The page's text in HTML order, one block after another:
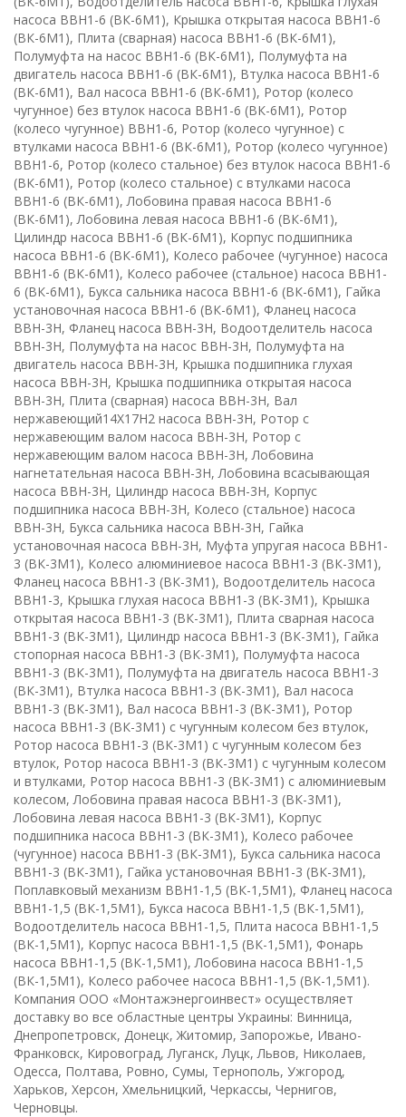
насоса ВВН1-6 (ВК-6М1), Крышка открытая насоса ВВН1-6
(ВК-6М1), Плита (сварная) насоса ВВН1-6 (ВК-6М1),
Полумуфта на насос ВВН1-6 (ВК-6М1), Полумуфта на
двигатель насоса ВВН1-6 (ВК-6М1), Втулка насоса ВВН1-6
(ВК-6М1), Вал насоса ВВН1-6 (ВК-6М1), Ротор (колесо
чугунное) без втулок насоса ВВН1-6 (ВК-6М1), Ротор
(колесо чугунное) ВВН1-6, Ротор (колесо чугунное) с
втулками насоса ВВН1-6 (ВК-6М1), Ротор (колесо чугунное)
ВВН1-6, Ротор (колесо стальное) без втулок насоса ВВН1-6
(ВК-6М1), Ротор (колесо стальное) с втулками насоса
ВВН1-6 (ВК-6М1), Лобовина правая насоса ВВН1-6
(ВК-6М1), Лобовина левая насоса ВВН1-6 (ВК-6М1),
Цилиндр насоса ВВН1-6 (ВК-6М1), Корпус подшипника
насоса ВВН1-6 (ВК-6М1), Колесо рабочее (чугунное) насоса
ВВН1-6 (ВК-6М1), Колесо рабочее (стальное) насоса ВВН1-
6 (ВК-6М1), Букса сальника насоса ВВН1-6 (ВК-6М1), Гайка
установочная насоса ВВН1-6 (ВК-6М1), Фланец насоса
ВВН-3Н, Фланец насоса ВВН-3Н, Водоотделитель насоса
ВВН-3Н, Полумуфта на насос ВВН-3Н, Полумуфта на
двигатель насоса ВВН-3Н, Крышка подшипника глухая
насоса ВВН-3Н, Крышка подшипника открытая насоса
ВВН-3Н, Плита (сварная) насоса ВВН-3Н, Вал
нержавеющий14Х17Н2 насоса ВВН-3Н, Ротор с
нержавеющим валом насоса ВВН-3Н, Ротор с
нержавеющим валом насоса ВВН-3Н, Лобовина
нагнетательная насоса ВВН-3Н, Лобовина всасывающая
насоса ВВН-3Н, Цилиндр насоса ВВН-3Н, Корпус
подшипника насоса ВВН-3Н, Колесо (стальное) насоса
ВВН-3Н, Букса сальника насоса ВВН-3Н, Гайка
установочная насоса ВВН-3Н, Муфта упругая насоса ВВН1-
3 (ВК-3М1), Колесо алюминиевое насоса ВВН1-3 (ВК-3М1),
Фланец насоса ВВН1-3 (ВК-3М1), Водоотделитель насоса
ВВН1-3, Крышка глухая насоса ВВН1-3 (ВК-3М1), Крышка
открытая насоса ВВН1-3 (ВК-3М1), Плита сварная насоса
ВВН1-3 (ВК-3М1), Цилиндр насоса ВВН1-3 (ВК-3М1), Гайка
стопорная насоса ВВН1-3 (ВК-3М1), Полумуфта насоса
ВВН1-3 (ВК-3М1), Полумуфта на двигатель насоса ВВН1-3
(ВК-3М1), Втулка насоса ВВН1-3 (ВК-3М1), Вал насоса
ВВН1-3 (ВК-3М1), Вал насоса ВВН1-3 (ВК-3М1), Ротор
насоса ВВН1-3 (ВК-3М1) с чугунным колесом без втулок,
Ротор насоса ВВН1-3 (ВК-3М1) с чугунным колесом без
втулок, Ротор насоса ВВН1-3 (ВК-3М1) с чугунным колесом
и втулками, Ротор насоса ВВН1-3 (ВК-3М1) с алюминиевым
колесом, Лобовина правая насоса ВВН1-3 (ВК-3М1),
Лобовина левая насоса ВВН1-3 (ВК-3М1), Корпус
подшипника насоса ВВН1-3 (ВК-3М1), Колесо рабочее
(чугунное) насоса ВВН1-3 (ВК-3М1), Букса сальника насоса
ВВН1-3 (ВК-3М1), Гайка установочная ВВН1-3 (ВК-3М1),
Поплавковый механизм ВВН1-1,5 (ВК-1,5М1), Фланец насоса
ВВН1-1,5 (ВК-1,5М1), Букса насоса ВВН1-1,5 (ВК-1,5М1),
Водоотделитель насоса ВВН1-1,5, Плита насоса ВВН1-1,5
(ВК-1,5М1), Корпус насоса ВВН1-1,5 (ВК-1,5М1), Фонарь
насоса ВВН1-1,5 (ВК-1,5М1), Лобовина насоса ВВН1-1,5
(ВК-1,5М1), Колесо рабочее насоса ВВН1-1,5 (ВК-1,5М1).
Компания ООО «Монтажэнергоинвест» осуществляет
доставку во все областные центры Украины: Винница,
Днепропетровск, Донецк, Житомир, Запорожье, Ивано-
Франковск, Кировоград, Луганск, Луцк, Львов, Николаев,
Одесса, Полтава, Ровно, Сумы, Тернополь, Ужгород,
Харьков, Херсон, Хмельницкий, Черкассы, Чернигов,
Черновцы.